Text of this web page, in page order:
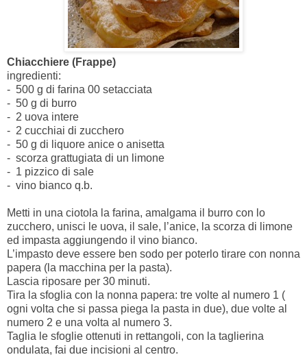
Chiacchiere (Frappe)
ingredienti:
- 500 g di farina 00 setacciata
- 50 g di burro
- 2 uova intere
- 2 cucchiai di zucchero
- 50 g di liquore anice o anisetta
- scorza grattugiata di un limone
- 1 pizzico di sale
- vino bianco q.b.
Metti in una ciotola la farina, amalgama il burro con lo
zucchero, unisci le uova, il sale, l’anice, la scorza di limone
ed impasta aggiungendo il vino bianco.
L’impasto deve essere ben sodo per poterlo tirare con nonna
papera (la macchina per la pasta).
Lascia riposare per 30 minuti.
Tira la sfoglia con la nonna papera: tre volte al numero 1 (
ogni volta che si passa piega la pasta in due), due volte al
numero 2 e una volta al numero 3.
Taglia le sfoglie ottenuti in rettangoli, con la taglierina
ondulata, fai due incisioni al centro.